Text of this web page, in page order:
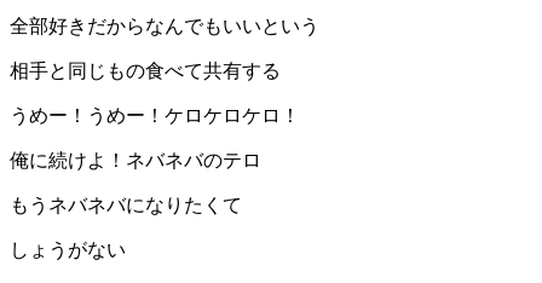
全部好きだからなんでもいいという
相手と同じもの食べて共有する
うめー！うめー！ケロケロケロ！
俺に続けよ！ネバネバのテロ
もうネバネバになりたくて
しょうがない